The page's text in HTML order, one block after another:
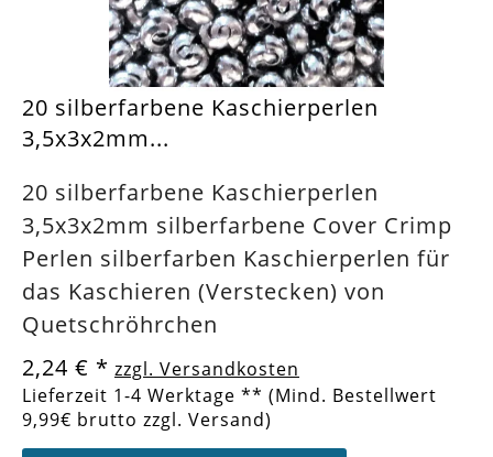
20 silberfarbene Kaschierperlen
3,5x3x2mm...
20 silberfarbene Kaschierperlen
3,5x3x2mm silberfarbene Cover Crimp
Perlen silberfarben Kaschierperlen für
das Kaschieren (Verstecken) von
Quetschröhrchen
2,24 € * zzgl. Versandkosten
Lieferzeit 1-4 Werktage ** (Mind. Bestellwert
9,99€ brutto zzgl. Versand)